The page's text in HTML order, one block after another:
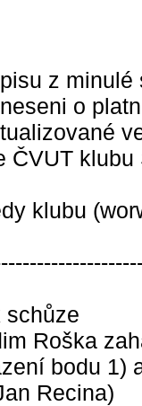
z
o
ČVUT
klubu
schůze
Roška
bodu 1)
Recina)